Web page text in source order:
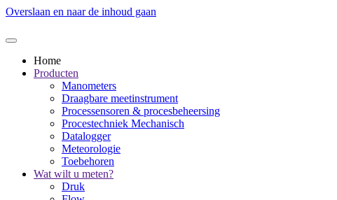
Overslaan en naar de inhoud gaan
Home
Producten
Manometers
Draagbare meetinstrument
Processensoren & procesbeheersing
Procestechniek Mechanisch
Datalogger
Meteorologie
Toebehoren
Wat wilt u meten?
Druk